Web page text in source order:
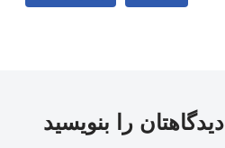
دیدگاهتان را بنویسید